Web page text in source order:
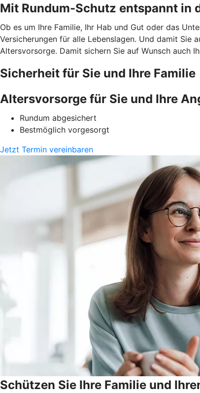
Mit Rundum-Schutz entspannt in
Ob es um Ihre Familie, Ihr Hab und Gut oder das
Versicherungen für alle Lebenslagen. Und damit Sie
Altersvorsorge. Damit sichern Sie auf Wunsch auch
Sicherheit für Sie und Ihre Familie
Altersvorsorge für Sie und Ihre
Rundum abgesichert
Bestmöglich vorgesorgt
Jetzt Termin vereinbaren
Schützen Sie Ihre Familie und